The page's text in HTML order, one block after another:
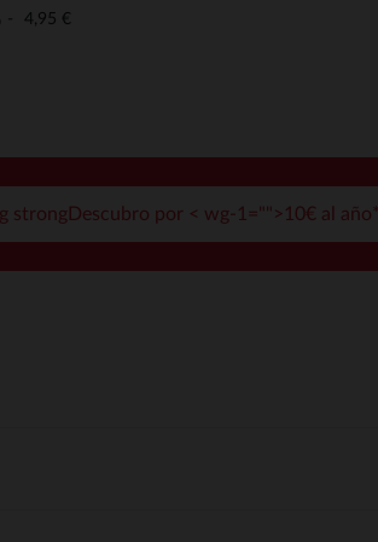
4,95 €
strongDescubro por < wg-1="">10€ al año*